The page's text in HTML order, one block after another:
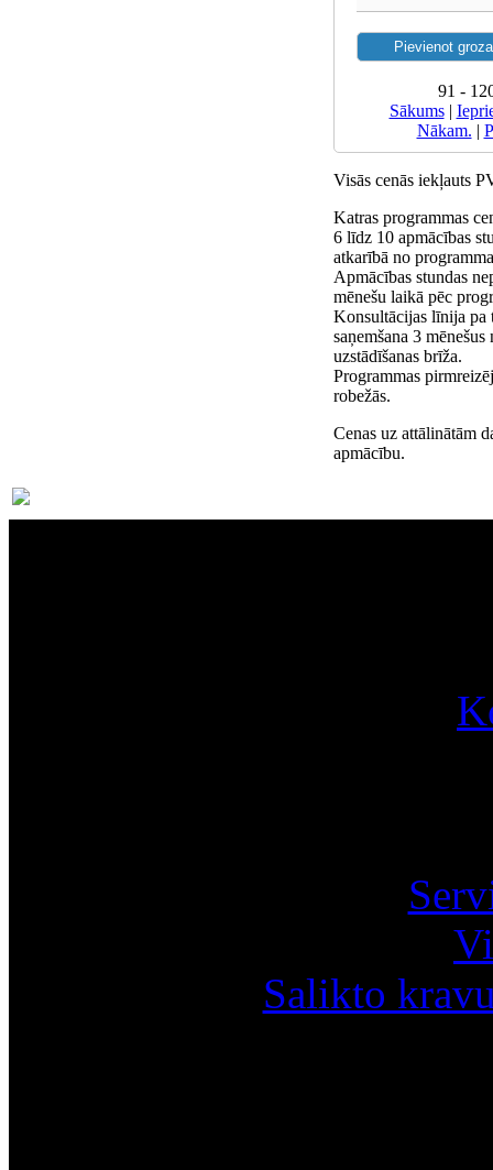
91 -
Sākums|
Nākam. |
Visās cenās iekļauts
Katras programmas
6 līdz 10 apmācības
atkarībā no
Apmācības stundas
mēnešu laikā pēc
Konsultācijas līnija pa
saņemšana 3
uzstādīšanas brīža.
Programmas
robežās.
Cenas uz attālinātām
apmācību.
Salikto